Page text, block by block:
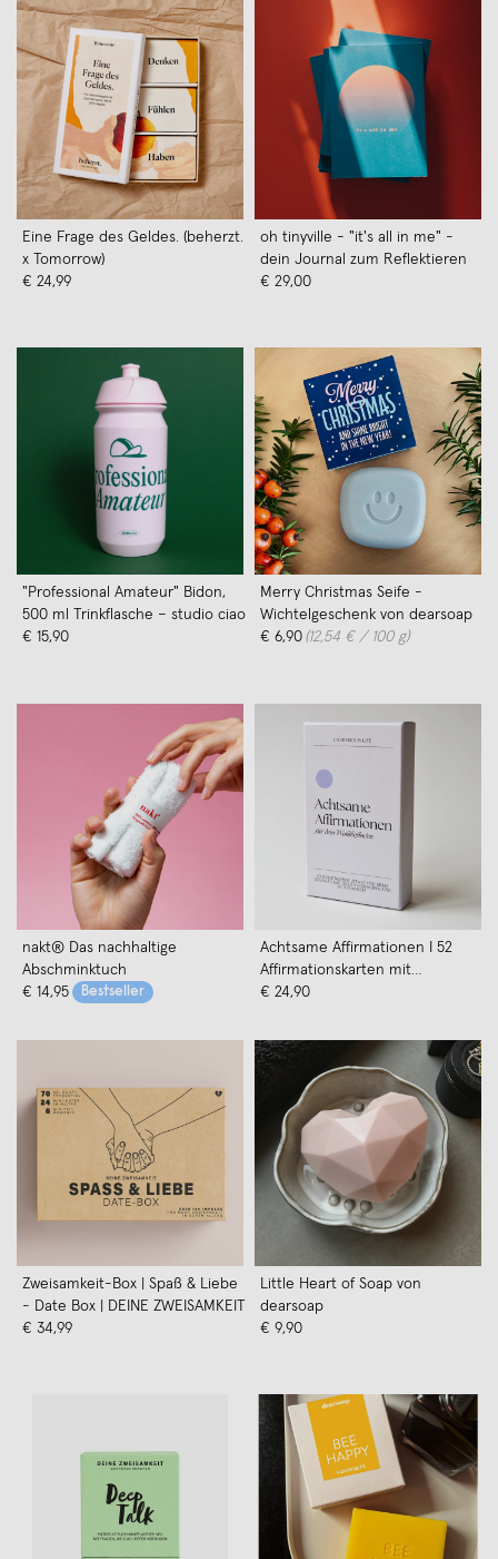
Eine Frage des Geldes. (beherzt.
x Tomorrow)
€ 24,99
oh tinyville - "it's all in me" -
dein Journal zum Reflektieren
€ 29,00
"Professional Amateur" Bidon,
500 ml Trinkflasche – studio ciao
€ 15,90
Merry Christmas Seife -
Wichtelgeschenk von dearsoap
€ 6,90 (12,54 € / 100 g)
nakt® Das nachhaltige
Abschminktuch
€ 14,95
Bestseller
Achtsame Affirmationen I 52
Affirmationskarten mit
Holzständer I Lavender in Life
€ 24,90
Zweisamkeit-Box | Spaß & Liebe
- Date Box | DEINE ZWEISAMKEIT
€ 34,99
Little Heart of Soap von
dearsoap
€ 9,90